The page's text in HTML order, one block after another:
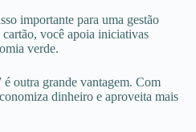
importante para uma gestão
você apoia iniciativas
verde.
outra grande vantagem. Com
dinheiro e aproveita mais